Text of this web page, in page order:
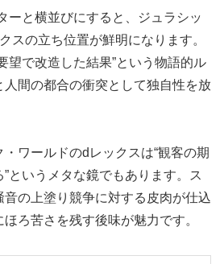
ーと横並びにすると、ジュラシッ
スの立ち位置が鮮明になります。
望で改造した結果”という物語的ル
人間の都合の衝突として独自性を放
ワールドのdレックスは“観客の期
というメタな鏡でもあります。ス
の上塗り競争に対する皮肉が仕込
ろ苦さを残す後味が魅力です。